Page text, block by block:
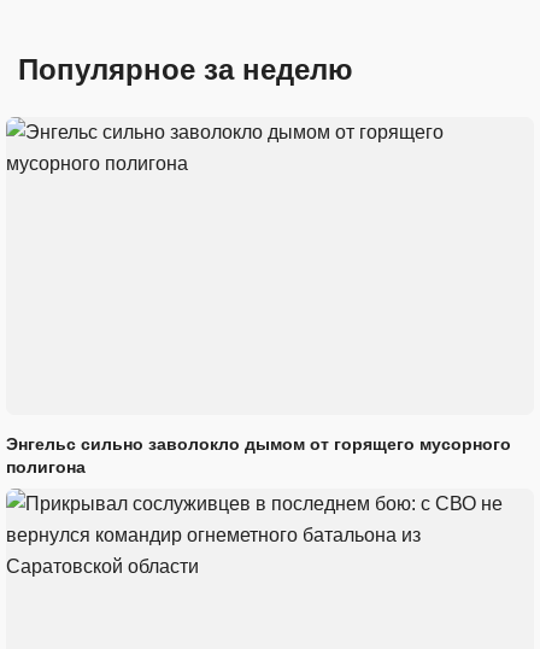
Популярное за неделю
Энгельс сильно заволокло дымом от горящего мусорного
полигона